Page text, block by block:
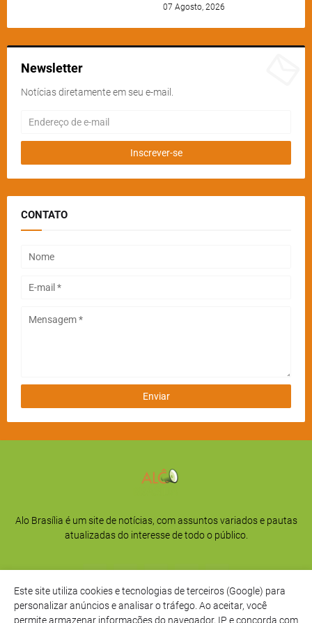
07 Agosto, 2026
Newsletter
Notícias diretamente em seu e-mail.
CONTATO
Alo Brasília é um site de notícias, com assuntos variados e pautas
atualizadas do interesse de todo o público.
Este site utiliza cookies e tecnologias de terceiros (Google) para
personalizar anúncios e analisar o tráfego. Ao aceitar, você
permite armazenar informações do navegador, IP e concorda com